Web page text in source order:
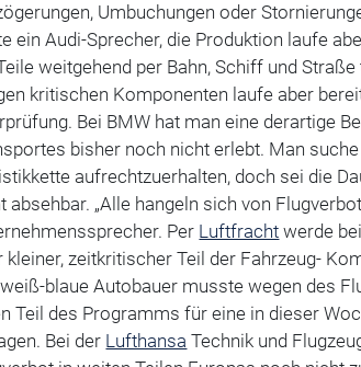
Umbuchungen oder
ein Audi-Sprecher, die Produktion laufe
weitgehend per Bahn, Schiff und
kritischen Komponenten laufe aber
Bei BMW hat man eine derartige
bisher noch nicht erlebt. Man
aufrechtzuerhalten, doch sei die
absehbar. „Alle hangeln sich von
Per Luftfracht werde
kleiner, zeitkritischer Teil der Fahrzeug-
blaue Autobauer musste wegen des
Teil des Programms für eine in dieser
Bei der Lufthansa Technik und